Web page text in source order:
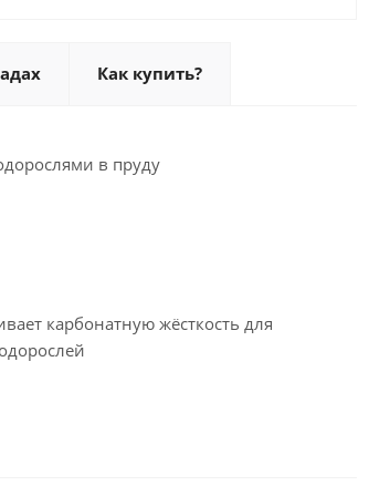
Как купить?
в пруду
карбонатную жёсткость для